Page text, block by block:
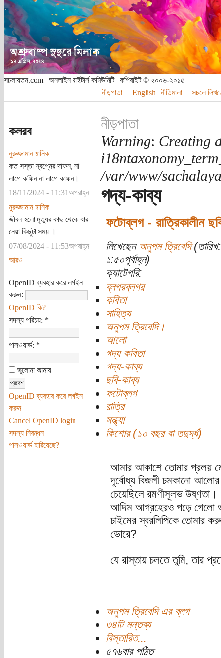
সচলায়তন.com | অনলাইন রাইটার্স কমিউনিটি | কপিরাইট © ২০০৬-২০১৫
নীড়পাতা
English নীতিমালা সচলে
কলরব
নুরুজ্জামান মানিক
কত সস্তা স্বপ্নের দাফন, না
লাগে কফিন না লাগে কাফন।
18/11/2024 - 11:31অপরাহ্ন
নুরুজ্জামান মানিক
জীবন হলো মৃত্যুর কাছ থেকে ধার
নেয়া কিছুটা সময় ।
07/08/2024 - 11:53অপরাহ্ন
আরও
OpenID ব্যবহার করে লগইন
করুন:
OpenID কি?
সদস্য পরিচয়: *
পাসওয়ার্ড: *
ভুলোনা আমায়
OpenID ব্যবহার করে লগইন
করুন
Cancel OpenID login
সদস্য নিবন্ধন
পাসওয়ার্ড হারিয়েছে?
নীড়পাতা
Warning: Creating
/var/www/
গদ্য-কাব্য
ফটোব্লগ - রাত্রিকালীন
লিখেছেন অনুপম ত্রিবেদি
১:৫০পূর্বাহ্ন)
ক্যাটেগরি:
ব্লগরব্লগর
কবিতা
সাহিত্য
অনুপম ত্রিবেদি।
আলো
গদ্য কবিতা
গদ্য-কাব্য
ছবি-কাব্য
ফটোব্লগ
রাত্রি
সন্ধ্যা
কিশোর (১০ বছর বা তদুর্দ্ধ)
আমার আকাশে তোমার প্রলয়
দূর্বোধ্য বিজলী চমকানো আলোর
চেয়েছিলে রমণীসূলভ
আদিম আগ্রহেরও পড়ে গেলো
চাইমের স্বরলিপিকে তোমার
ভোরে?
যে রাস্তায় চলতে তুমি, তার
অনুপম ত্রিবেদি এর ব্লগ
৩৪টি মন্তব্য
বিস্তারিত...
৫৭৬বার পঠিত